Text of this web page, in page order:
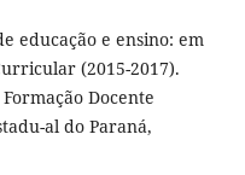
educação e ensino: em
(2015-2017).
Docente
al do Paraná,